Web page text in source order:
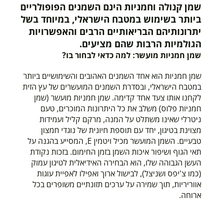
שמן קנולה וחמניות הינם השמנים הפופולריים
ביותר בשימוש במטבח הישראלי, במיוחד בשל
יתרונותיהם הבריאותיים הרבים והאפשרויות
הגולמיות הרבות שהם מציעים.
שמן חמניות מועשר: למה כדאי לבחור בו?
שמן חמניות הוא אחד השמנים האהובים והשימושיים ביותר
במטבח הישראלי, ובסדרת השמנים המועשרים של עץ הזית
לקחנו אותו צעד אחד קדימה. שמן חמניות מועשר (שמן
חמניות פלוס) משלב את כל היתרונות המוכרים, טעם
ניטרלי שאינו משתלט על המנה, מרקם קליל ועמידות
מצוינת בטיגון, יחד עם תוספת חיונית של נוגדי חמצון
טבעיים. השמן המועשר מכיל ויטמין E, המסייע בהגנה על
תאי הגוף ושיפור איכות השמן בזמן החימום. בזכות נקודת
העשן הגבוהה שלו, הוא הבחירה האידיאלית לטיגון עמוק
(כמו צ'יפס ושניצל), לבישול ארוך ואפילו לאפיית עוגות
אווריריות, תוך שמירה על ערכים תזונתיים משופרים בכל
ארוחה.